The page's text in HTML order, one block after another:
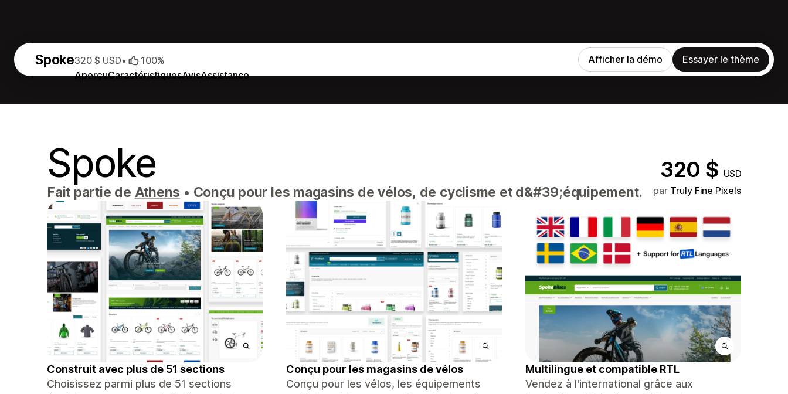
Spoke
AperçuCaractéristiquesAvisAssistance
320 $ USD• 100% Afficher la démo Essayer le thème
Spoke 320 $ USD
Fait partie de Athens • Conçu pour les magasins de vélos, de cyclisme et d&#39;équipement. par Truly Fine Pixels
Construit avec plus de 51 sections
Choisissez parmi plus de 51 sections
Conçu pour les magasins de vélos
Conçu pour les vélos, les équipements
Multilingue et compatible RTL
Vendez à l'international grâce aux